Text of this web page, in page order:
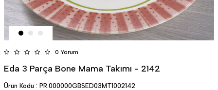
0 Yorum
Eda 3 Parça Bone Mama Takımı - 2142
Ürün Kodu : PR.000000GBSED03MT1002142